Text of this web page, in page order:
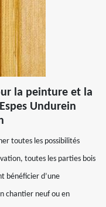
la peinture et la
Undurein
toutes les possibilités
toutes les parties bois
bénéficier d’une
chantier neuf ou en